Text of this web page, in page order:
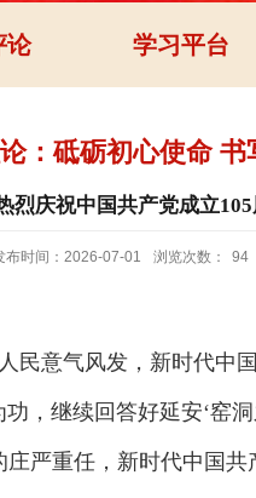
论 学习平台
：砥砺初心使命 书
庆祝中国共产党成立105
布时间：2026-07-01 浏览次数： 94
意气风发，新时代中国
继续回答好延安‘窑洞
重任，新时代中国共